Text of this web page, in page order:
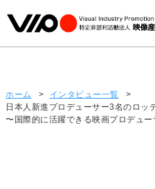
ホーム > インタビュー一覧
>
日本人新進プロデューサー3名のロッ
〜国際的に活躍できる映画プロデュ